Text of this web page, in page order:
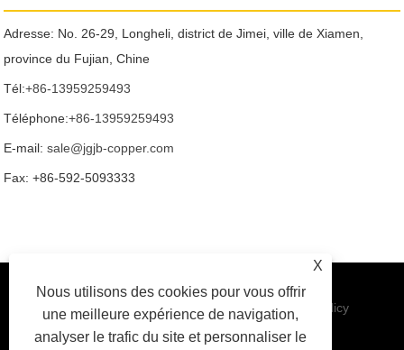
Adresse: No. 26-29, Longheli, district de Jimei, ville de Xiamen,
province du Fujian, Chine
Tél:+86-13959259493
Téléphone:+86-13959259493
E-mail:sale@jgjb-copper.com
Fax: +86-592-5093333
| | | | Privacy Policy
X
Nous utilisons des cookies pour vous offrir
une meilleure expérience de navigation,
analyser le trafic du site et personnaliser le